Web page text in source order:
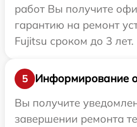
работ Вы получите
гарантию на ремонт
Fujitsu сроком до 3 лет.
5
Информирование о
Вы получите
завершении ремонта